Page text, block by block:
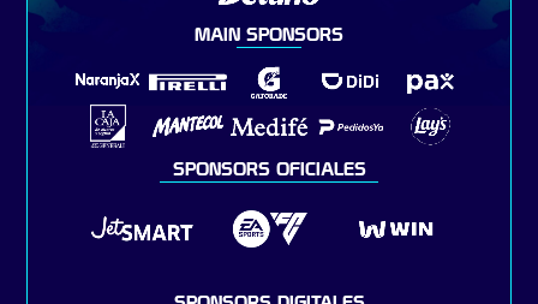
MAIN SPONSORS
SPONSORS OFICIALES